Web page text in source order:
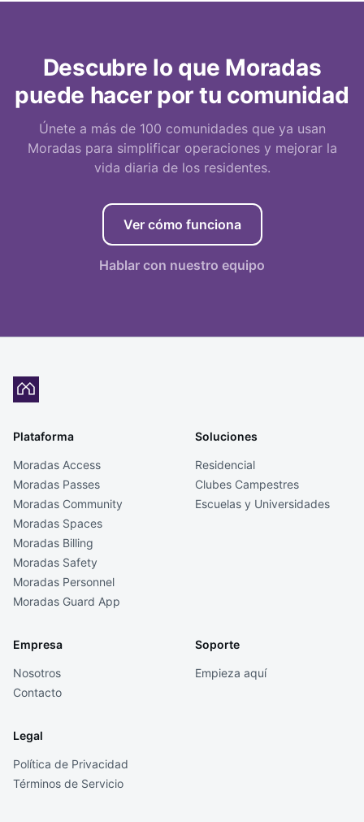
Descubre lo que Moradas
puede hacer por tu comunidad
Únete a más de 100 comunidades que ya usan
Moradas para simplificar operaciones y mejorar la
vida diaria de los residentes.
Ver cómo funciona
Hablar con nuestro equipo
Plataforma
Moradas Access
Moradas Passes
Moradas Community
Moradas Spaces
Moradas Billing
Moradas Safety
Moradas Personnel
Moradas Guard App
Soluciones
Residencial
Clubes Campestres
Escuelas y Universidades
Empresa
Nosotros
Contacto
Soporte
Empieza aquí
Legal
Política de Privacidad
Términos de Servicio